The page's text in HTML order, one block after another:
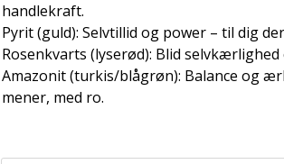
handlekraft.
Pyrit (guld): Selvtillid og power – til dig
Rosenkvarts (lyserød): Blid
Amazonit (turkis/blågrøn): Balance og
mener, med ro.